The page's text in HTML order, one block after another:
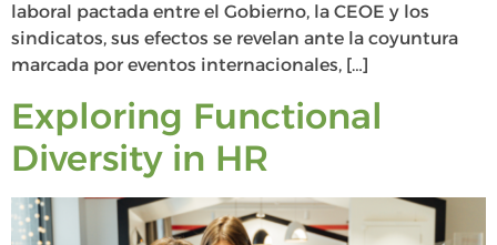
laboral pactada entre el Gobierno, la CEOE y los
sindicatos, sus efectos se revelan ante la coyuntura
marcada por eventos internacionales, […]
Exploring Functional
Diversity in HR